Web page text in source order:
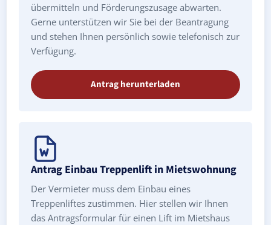
übermitteln und Förderungszusage abwarten.
Gerne unterstützen wir Sie bei der Beantragung
und stehen Ihnen persönlich sowie telefonisch zur
Verfügung.
Antrag herunterladen
Antrag Einbau Treppenlift in Mietswohnung
Der Vermieter muss dem Einbau eines
Treppenliftes zustimmen. Hier stellen wir Ihnen
das Antragsformular für einen Lift im Mietshaus